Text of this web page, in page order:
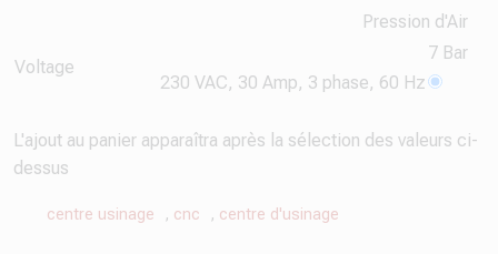
Pression d'Air
Voltage
7 Bar
230 VAC, 30 Amp, 3 phase, 60 Hz
L'ajout au panier apparaîtra après la sélection des valeurs ci-
dessus
centre usinage , cnc , centre d'usinage